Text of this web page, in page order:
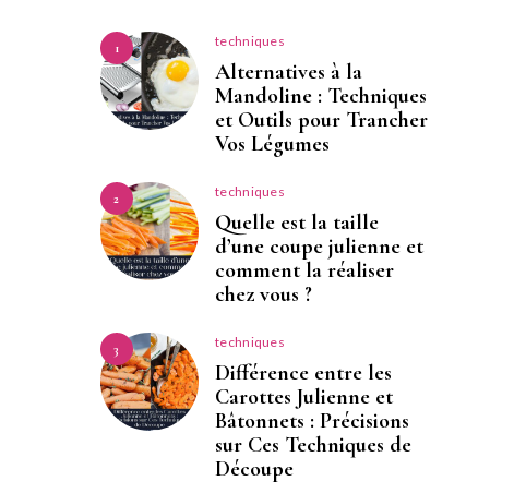
1 techniques
Alternatives à la
Mandoline : Techniques
et Outils pour Trancher
Vos Légumes
2 techniques
Quelle est la taille
d’une coupe julienne et
comment la réaliser
chez vous ?
3 techniques
Différence entre les
Carottes Julienne et
Bâtonnets : Précisions
sur Ces Techniques de
Découpe